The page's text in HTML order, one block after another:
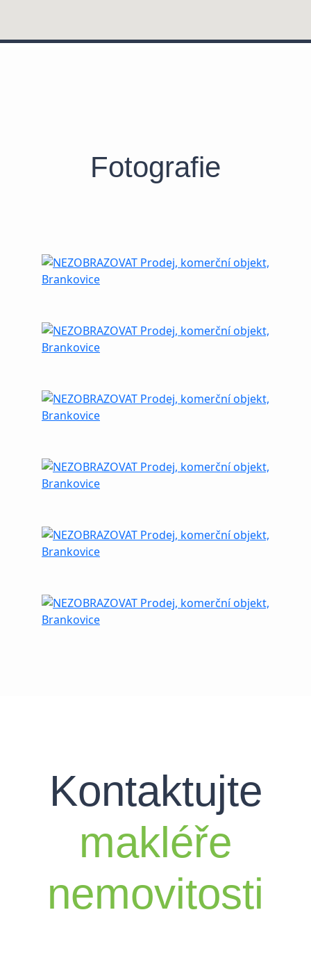
Fotografie
Kontaktujte
makléře
nemovitosti